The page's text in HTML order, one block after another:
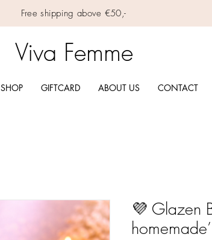
Free shipping above €50,-
Viva Femme
SHOP GIFTCARD ABOUT US CONTACT
💜 Glazen
homemade’